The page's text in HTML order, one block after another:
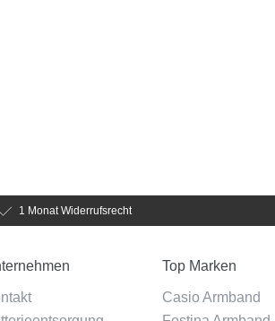
1 Monat Widerrufsrecht
Top Marken
Casio Armband